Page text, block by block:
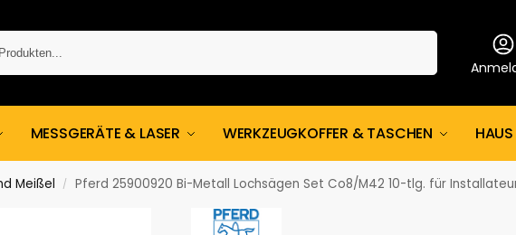
MESSGERÄTE & LASER WERKZEUGKOFFER & TASCHEN HAUS
Meißel / Pferd 25900920 Bi-Metall Lochsägen Set Co8/M42 10-tlg. für